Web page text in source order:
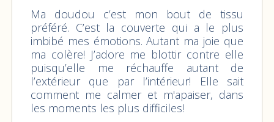
Ma doudou c’est mon bout de tissu
préféré. C’est la couverte qui a le plus
imbibé mes émotions. Autant ma joie que
ma colère! J’adore me blottir contre elle
puisqu’elle me réchauffe autant de
l’extérieur que par l’intérieur! Elle sait
comment me calmer et m'apaiser, dans
les moments les plus difficiles!